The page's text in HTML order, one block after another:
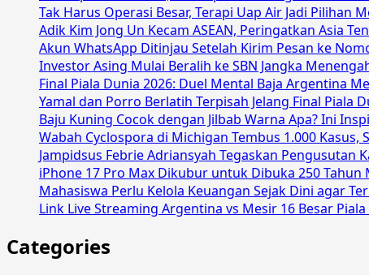
Orang
Sekitar
Tak Harus Operasi Besar, Terapi Uap Air Jadi
Adik Kim Jong Un Kecam ASEAN, Peringatkan Asia
Akun WhatsApp Ditinjau Setelah Kirim Pesan ke
Investor Asing Mulai Beralih ke SBN Jangka
Final Piala Dunia 2026: Duel Mental Baja Argentina
Yamal dan Porro Berlatih Terpisah Jelang Final Piala
Baju Kuning Cocok dengan Jilbab Warna Apa? Ini
Wabah Cyclospora di Michigan Tembus 1.000
Jampidsus Febrie Adriansyah Tegaskan Pengusutan
iPhone 17 Pro Max Dikubur untuk Dibuka 250 Tahun
Mahasiswa Perlu Kelola Keuangan Sejak Dini agar
Link Live Streaming Argentina vs Mesir 16 Besar
Categories